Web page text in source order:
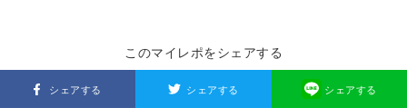
このマイレポをシェアする
シェアする シェアする シェアする